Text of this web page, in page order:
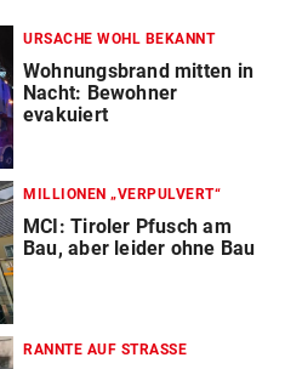
URSACHE WOHL BEKANNT
Wohnungsbrand mitten in
Nacht: Bewohner
evakuiert
MILLIONEN „VERPULVERT“
MCI: Tiroler Pfusch am
Bau, aber leider ohne Bau
RANNTE AUF STRASSE